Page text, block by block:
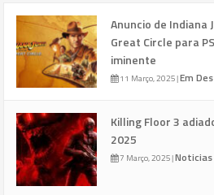
Anuncio de Indiana
Great Circle para
iminente
11 Março, 2025|Em
Killing Floor 3
2025
7 Março, 2025|Noticias